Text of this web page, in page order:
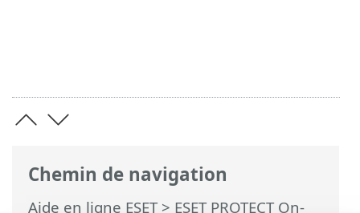
Chemin de navigation
Aide en ligne ESET> ESET PROTECT On-